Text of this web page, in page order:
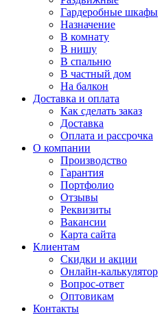
Гардеробные шкафы
Назначение
В комнату
В нишу
В спальню
В частный дом
На балкон
Доставка и оплата
Как сделать заказ
Доставка
Оплата и рассрочка
О компании
Производство
Гарантия
Портфолио
Отзывы
Реквизиты
Вакансии
Карта сайта
Клиентам
Скидки и акции
Онлайн-калькулятор
Вопрос-ответ
Оптовикам
Контакты